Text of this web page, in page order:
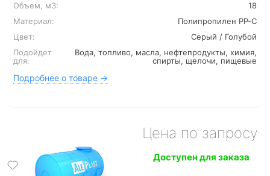
Объем, м3:
18
Материал:
Полипропилен PP-C
Цвет:
Серый / Голубой
Подойдет
для:
Вода, топливо, масла, нефтепродукты, химия,
спирты, щелочи, пищевые
Подробнее о товаре →
Цена по запросу
Доступен для заказа